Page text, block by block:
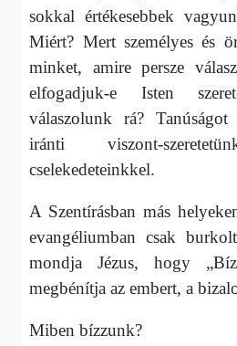
sokkal értékesebbek
Miért? Mert személyes és
minket, amire persze
elfogadjuk-e Isten
válaszolunk rá?
iránti viszont-
cselekedeteinkkel.
A Szentírásban más
evangéliumban csak
mondja Jézus, hogy
megbénítja az embert, a
Miben bízzunk?